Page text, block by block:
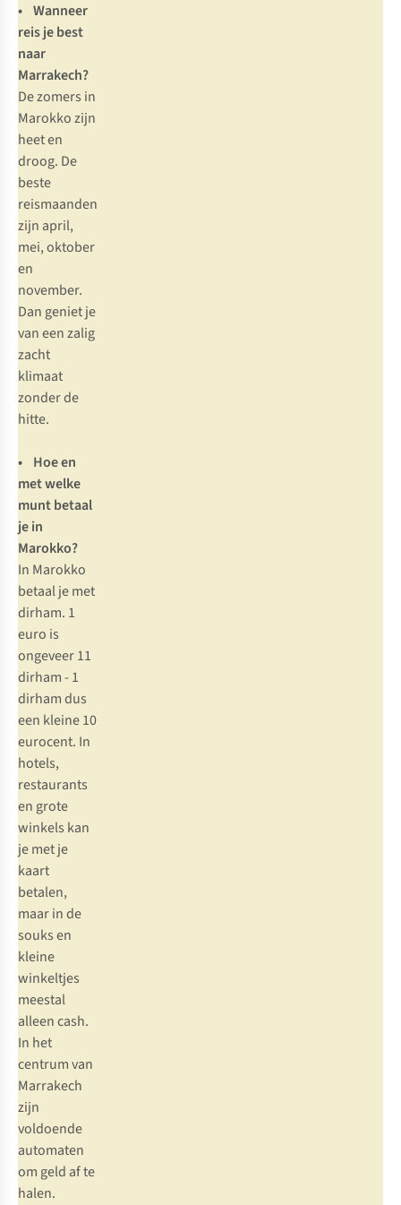
• Wanneer
reis je best
naar
Marrakech?
De zomers in
Marokko zijn
heet en
droog. De
beste
reismaanden
zijn april,
mei, oktober
en
november.
Dan geniet je
van een zalig
zacht
klimaat
zonder de
hitte.
• Hoe en
met welke
munt betaal
je in
Marokko?
In Marokko
betaal je met
dirham. 1
euro is
ongeveer 11
dirham - 1
dirham dus
een kleine 10
eurocent. In
hotels,
restaurants
en grote
winkels kan
je met je
kaart
betalen,
maar in de
souks en
kleine
winkeltjes
meestal
alleen cash.
In het
centrum van
Marrakech
zijn
voldoende
automaten
om geld af te
halen.